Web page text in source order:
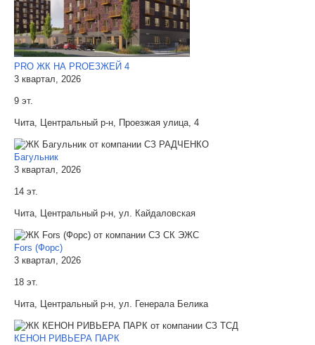
PRO ЖК НА PROЕЗЖЕЙ 4
3 квартал, 2026
9 эт.
Чита, Центральный р-н, Проезжая улица, 4
Багульник
3 квартал, 2026
14 эт.
Чита, Центральный р-н, ул. Кайдаловская
Fors (Форс)
3 квартал, 2026
18 эт.
Чита, Центральный р-н, ул. Генерала Белика
КЕНОН РИВЬЕРА ПАРК